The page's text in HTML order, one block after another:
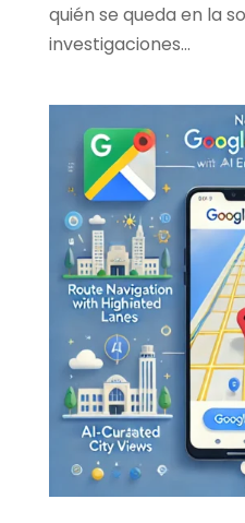
quién se queda en la
investigaciones...